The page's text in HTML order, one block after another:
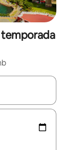
temporada
explore-os